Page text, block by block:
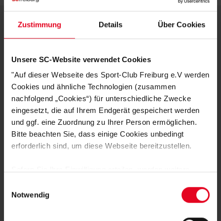
Zustimmung Details Über Cookies
Unsere SC-Website verwendet Cookies
"Auf dieser Webseite des Sport-Club Freiburg e.V werden
Cookies und ähnliche Technologien (zusammen
nachfolgend „Cookies“) für unterschiedliche Zwecke
eingesetzt, die auf Ihrem Endgerät gespeichert werden
und ggf. eine Zuordnung zu Ihrer Person ermöglichen.
Bitte beachten Sie, dass einige Cookies unbedingt
erforderlich sind, um diese Webseite bereitzustellen.
Daten von Ihnen (z.B. persönlichen Identifikatoren oder
IP-Adressen) verarbeitet werden. Durch Klicken auf den
Notwendig
DEINE VORTEILE IN UNSEREM
SHOP
Lieferung innerhalb von 1 - 3 Werktagen.